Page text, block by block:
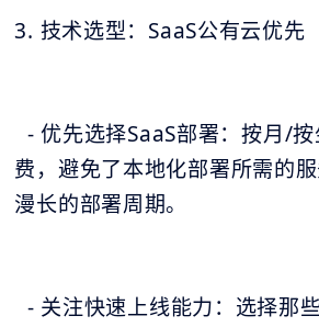
3. 技术选型：SaaS公有云优先
- 优先选择SaaS部署：按月/
费，避免了本地化部署所需的
漫长的部署周期。
- 关注快速上线能力：选择那